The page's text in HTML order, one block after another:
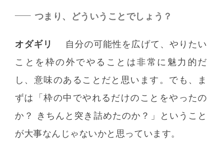
つまり、どういうことでしょう？
オダギリ
自分の可能性を広げて、やりたい
ことを枠の外でやることは非常に魅力的だ
し、意味のあることだと思います。でも、ま
ずは「枠の中でやれるだけのことをやったの
か？ きちんと突き詰めたのか？」ということ
が大事なんじゃないかと思っています。